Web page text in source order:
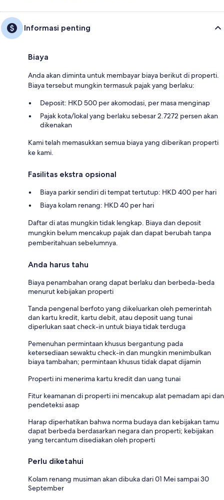
Informasi penting
Biaya
Anda akan diminta untuk membayar biaya berikut di properti.
Biaya tersebut mungkin termasuk pajak yang berlaku:
Deposit: HKD 500 per akomodasi, per masa menginap
Pajak kota/lokal yang berlaku sebesar 2.7272 persen akan
dikenakan
Kami telah memasukkan semua biaya yang diberikan properti
ke kami.
Fasilitas ekstra opsional
Biaya parkir sendiri di tempat tertutup: HKD 400 per hari
Biaya kolam renang: HKD 40 per hari
Daftar di atas mungkin tidak lengkap. Biaya dan deposit
mungkin belum mencakup pajak dan dapat berubah tanpa
pemberitahuan sebelumnya.
Anda harus tahu
Biaya penambahan orang dapat berlaku dan berbeda-beda
menurut kebijakan properti
Tanda pengenal berfoto yang dikeluarkan oleh pemerintah
dan kartu kredit, kartu debit, atau deposit uang tunai
diperlukan saat check-in untuk biaya tidak terduga
Pemenuhan permintaan khusus bergantung pada
ketersediaan sewaktu check-in dan mungkin menimbulkan
biaya tambahan; permintaan khusus tidak dapat dijamin
Properti ini menerima kartu kredit dan uang tunai
Fitur keamanan di properti ini mencakup alat pemadam api dan
pendeteksi asap
Harap diperhatikan bahwa norma budaya dan kebijakan tamu
dapat berbeda berdasarkan negara dan properti; kebijakan
yang tercantum disediakan oleh properti
Perlu diketahui
Kolam renang musiman akan dibuka dari 01 Mei sampai 30
September